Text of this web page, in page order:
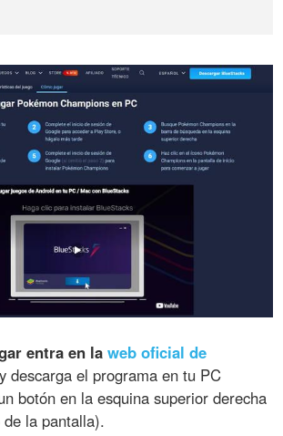
entra en laweb oficial de
y descarga el programa en tu PC
botón en la esquina superior derecha
la pantalla).